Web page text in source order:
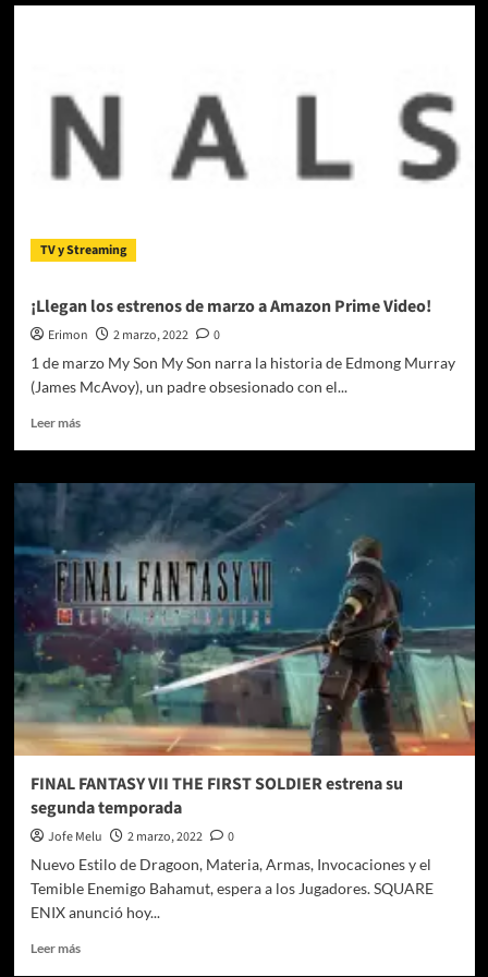
Lost
de
Marzo
TV y Streaming
¡Llegan los estrenos de marzo a Amazon Prime Video!
Erimon 2 marzo, 2022
0
1 de marzo My Son My Son narra la historia de Edmong Murray
(James McAvoy), un padre obsesionado con el...
Leer másLeer
¡Llegan
de
marzo
Amazon
Prime
Video!
FINAL FANTASY VII THE FIRST SOLDIER estrena su
segunda temporada
Jofe Melu 2 marzo, 2022
0
Nuevo Estilo de Dragoon, Materia, Armas, Invocaciones y el
Temible Enemigo Bahamut, espera a los Jugadores. SQUARE
ENIX anunció hoy...
Leer másLeer